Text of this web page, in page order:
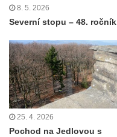
8. 5. 2026
Severní stopu – 48. ročník
25. 4. 2026
Pochod na Jedlovou s